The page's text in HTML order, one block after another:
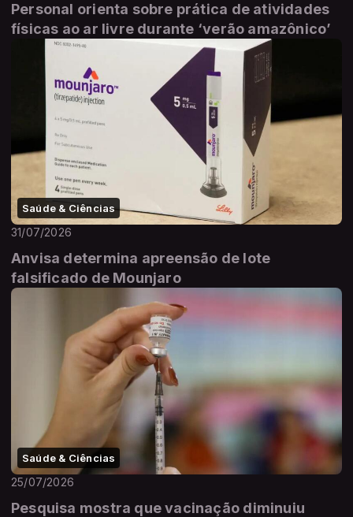
Personal orienta sobre prática de atividades
físicas ao ar livre durante ‘verão amazônico’
Saúde & Ciências
31/07/2026
Anvisa determina apreensão de lote
falsificado de Mounjaro
Saúde & Ciências
25/07/2026
Pesquisa mostra que vacinação diminuiu